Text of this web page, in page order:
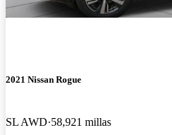
2021 Nissan Rogue
SL AWD 58,921 millas